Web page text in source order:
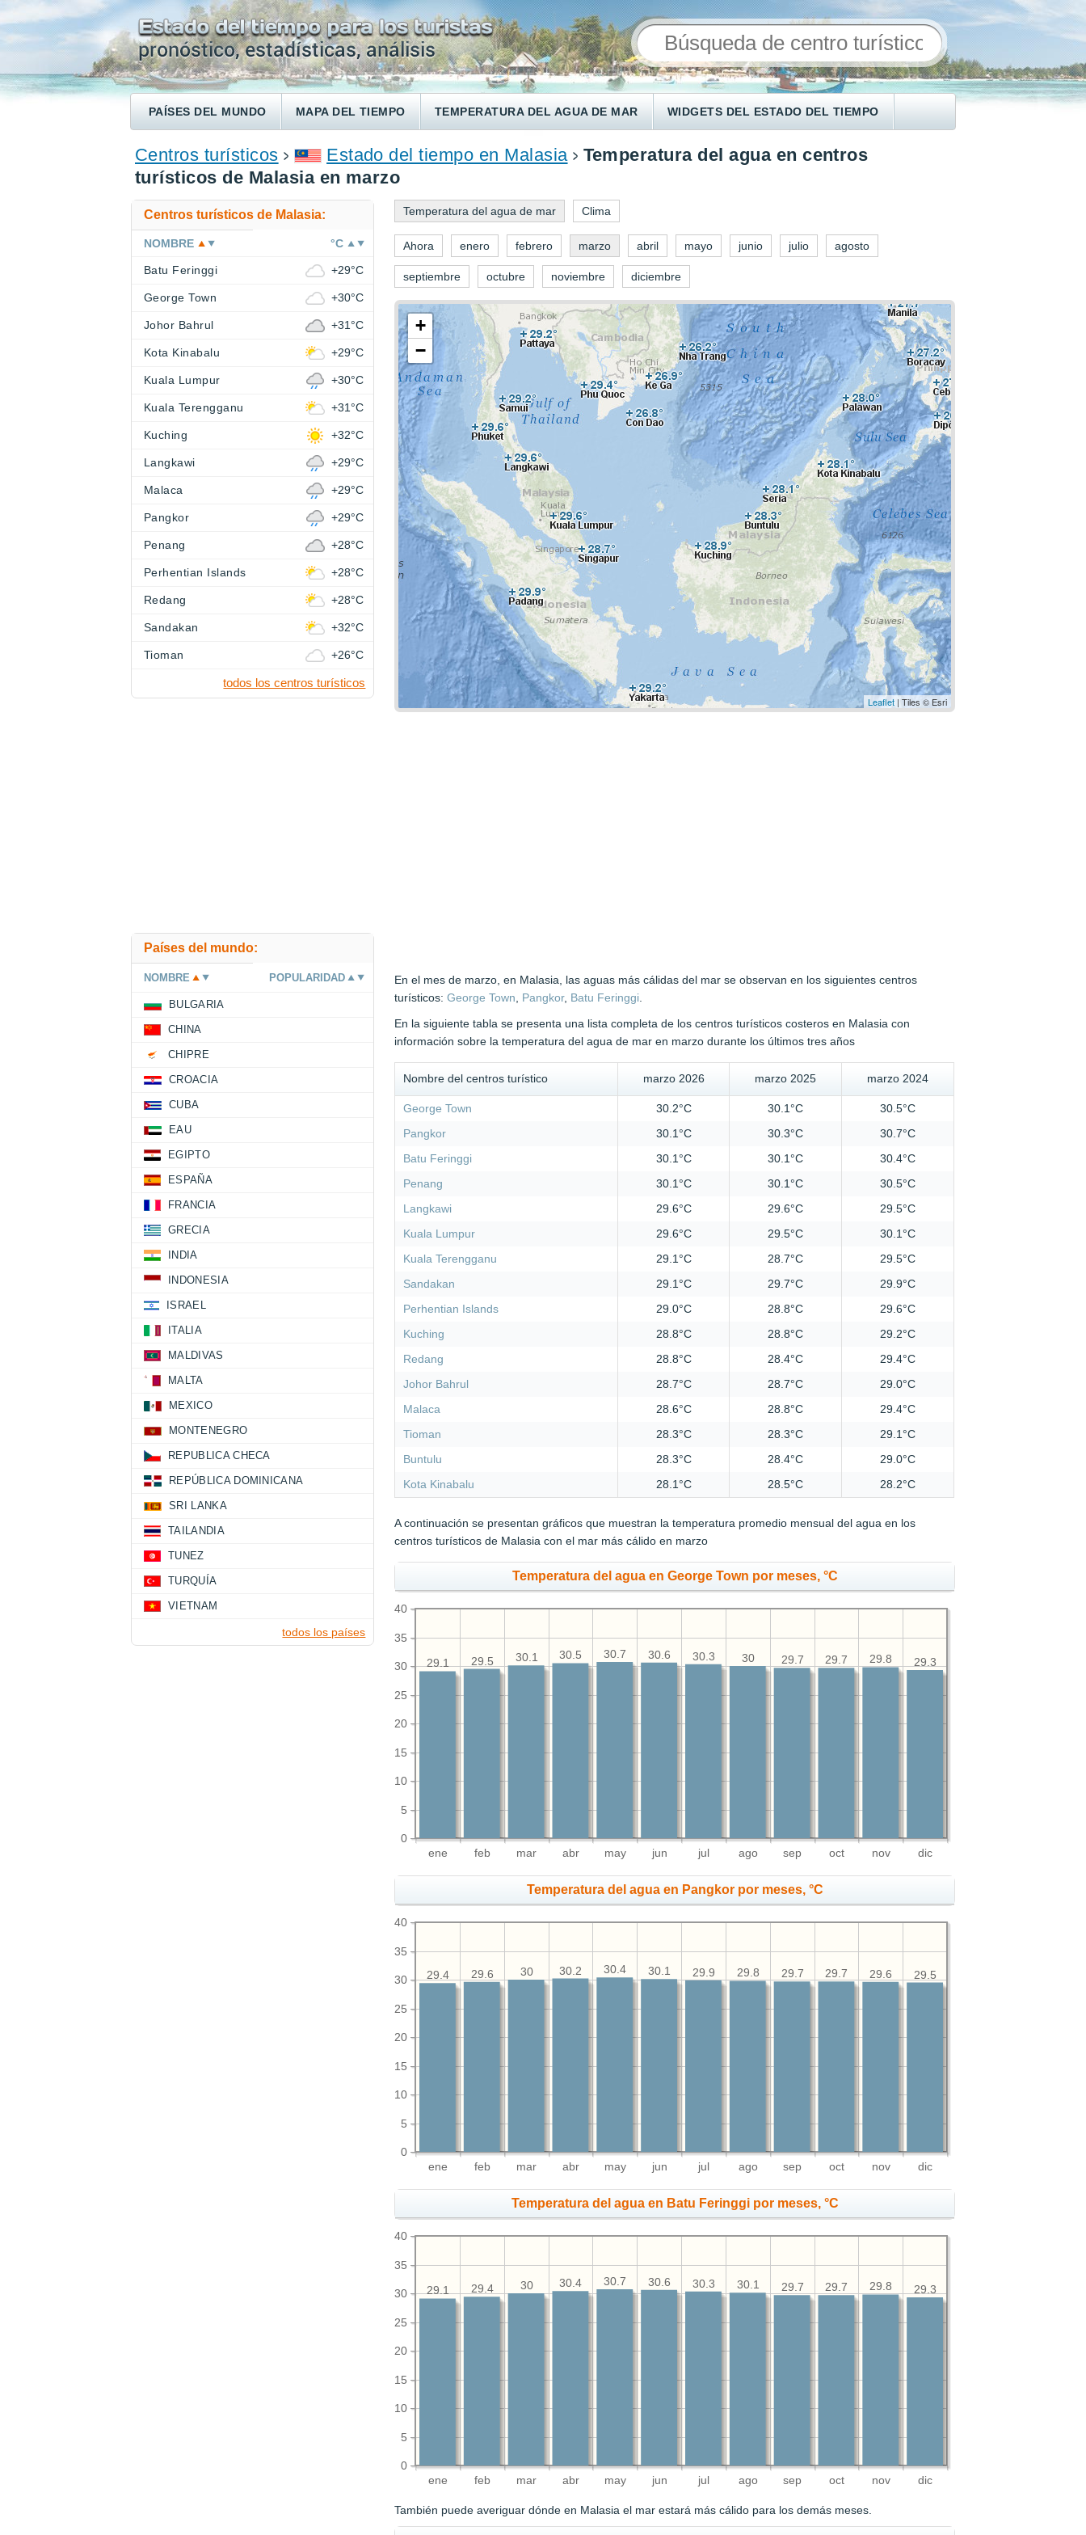
PAÍSES DEL MUNDO MAPA DEL TIEMPO TEMPERATURA DEL AGUA DE MAR WIDGETS DEL ESTADO DEL TIEMPO
ENCONTRAR UN HOTEL
Centros turísticos Estado del tiempo en Malasia
Temperatura del agua en centros
turísticos de Malasia en marzo
Temperatura del agua de mar Clima
Ahora enero febrero marzo abril mayo junio julio agosto
septiembre octubre noviembre diciembre
+
−
Leaflet | Tiles © Esri
En el mes de marzo, en Malasia, las aguas más cálidas del mar se observan en los siguientes centros
turísticos:George Town Pangkor, Batu Feringgi
En la siguiente tabla se presenta una lista completa de los centros turísticos costeros en Malasia con
información sobre la temperatura del agua de mar en marzo durante los últimos tres años
Nombre del centros turístico marzo 2026 marzo 2025 marzo 2024
George Town 30.2°C 30.1°C
30.5°C
Pangkor
30.1°C 30.3°C
30.7°C
Batu Feringgi
30.1°C 30.1°C
30.4°C
Penang
30.1°C 30.1°C
30.5°C
Langkawi
29.6°C 29.6°C
29.5°C
Kuala Lumpur
29.6°C 29.5°C
30.1°C
Kuala Terengganu
29.1°C 28.7°C
29.5°C
Sandakan
29.1°C 29.7°C
29.9°C
Perhentian Islands
29.0°C 28.8°C
29.6°C
Kuching
28.8°C 28.8°C
29.2°C
Redang
28.8°C 28.4°C
29.4°C
Johor Bahrul
28.7°C 28.7°C
29.0°C
Malaca
28.6°C 28.8°C
29.4°C
Tioman
28.3°C 28.3°C
29.1°C
Buntulu
28.3°C 28.4°C
29.0°C
Kota Kinabalu
28.1°C 28.5°C 28.2°C
A continuación se presentan gráficos que muestran la temperatura promedio mensual del agua en los
centros turísticos de Malasia con el mar más cálido en marzo
Temperatura del agua en George Town por meses, °C
ene feb mar abr may jun jul ago sep oct nov dic
0
5
10
15
20
25
30
35
40
29.3
29.8
29.7
29.7
30
30.3
30.6
30.7
30.5
30.1
29.5
29.1
Temperatura del agua en Pangkor por meses, °C
ene feb mar abr may jun jul ago sep oct nov dic
0
5
10
15
20
25
30
35
40
29.5
29.6
29.7
29.7
29.8
29.9
30.1
30.4
30.2
30
29.6
29.4
Temperatura del agua en Batu Feringgi por meses, °C
ene feb mar abr may jun jul ago sep oct nov dic
0
5
10
15
20
25
30
35
40
29.3
29.8
29.7
29.7
30.1
30.3
30.6
30.7
30.4
30
29.4
29.1
También puede averiguar dónde en Malasia el mar estará más cálido para los demás meses.
Centros turísticos de Malasia:
NOMBRE °C
Batu Feringgi +29°C
George Town +30°C
Johor Bahrul +31°C
Kota Kinabalu +29°C
Kuala Lumpur +30°C
Kuala Terengganu +31°C
Kuching +32°C
Langkawi +29°C
Malaca +29°C
Pangkor +29°C
Penang +28°C
Perhentian Islands +28°C
Redang +28°C
Sandakan +32°C
Tioman +26°C
todos los centros turísticos
Países del mundo:
NOMBRE POPULARIDAD
BULGARIA
CHINA
CHIPRE
CROACIA
CUBA
EAU
EGIPTO
ESPAÑA
FRANCIA
GRECIA
INDIA
INDONESIA
ISRAEL
ITALIA
MALDIVAS
MALTA
MEXICO
MONTENEGRO
REPUBLICA CHECA
REPÚBLICA DOMINICANA
SRI LANKA
TAILANDIA
TUNEZ
TURQUÍA
VIETNAM
todos los países